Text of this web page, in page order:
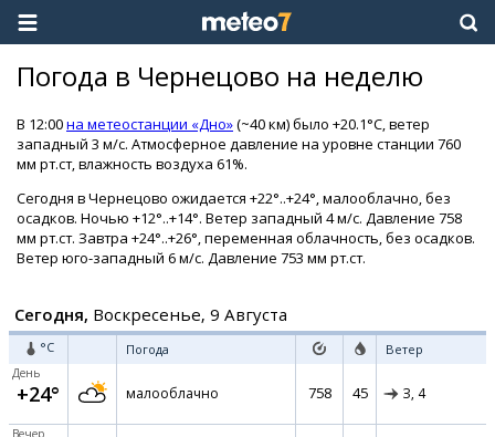
Погода в Чернецово на неделю
В 12:00на метеостанции «Дно»(~40 км) было +20.1°C, ветер
западный 3 м/с. Атмосферное давление на уровне станции 760
мм рт.ст, влажность воздуха 61%.
Сегодня в Чернецово ожидается +22°..+24°, малооблачно, без
осадков. Ночью +12°..+14°. Ветер западный 4 м/с. Давление 758
мм рт.ст. Завтра +24°..+26°, переменная облачность, без осадков.
Ветер юго-западный 6 м/с. Давление 753 мм рт.ст.
Сегодня, Воскресенье, 9 Августа
°C Погода Ветер
День
+24° малооблачно 758 45 З, 4
Вечер